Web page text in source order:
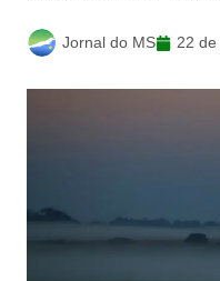
Jornal do MS 22 de